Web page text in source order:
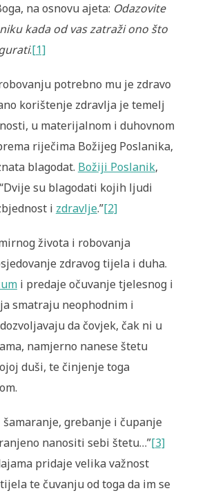
na osnovu ajeta: Odazovite
kada od vas zatraži ono što
.[1]
potrebno mu je zdravo
korištenje zdravlja je temelj
u materijalnom i duhovnom
riječima Božijeg Poslanika,
blagodat. Božiji Poslanik,
“Dvije su blagodati kojih ljudi
i zdravlje.”[2]
života i robovanja
zdravog tijela i duha.
i predaje očuvanje tjelesnog i
smatraju neophodnim i
da čovjek, čak ni u
namjerno nanese štetu
duši, te činjenje toga
grebanje i čupanje
nanositi sebi štetu…”[3]
pridaje velika važnost
te čuvanju od toga da im se